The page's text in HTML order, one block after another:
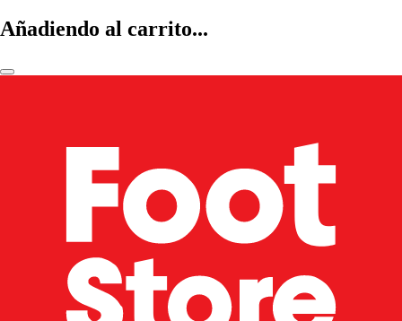
Añadiendo al carrito...